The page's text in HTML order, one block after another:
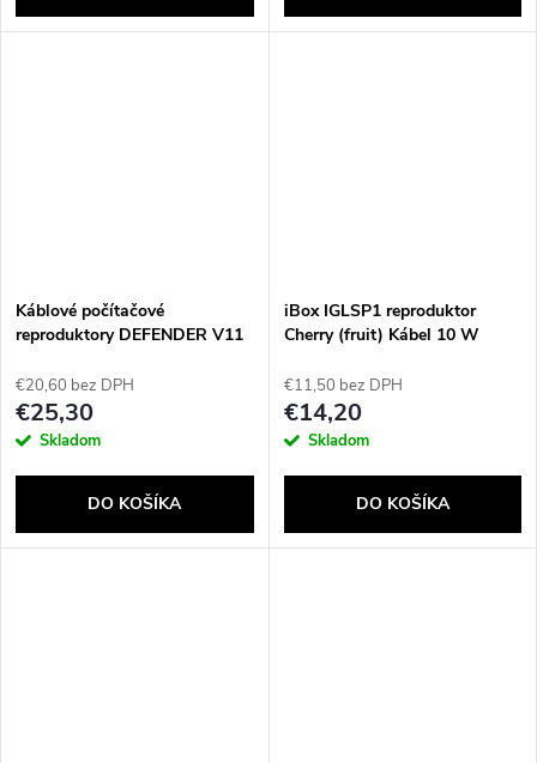
Káblové počítačové
reproduktory DEFENDER V11
€20,60 bez DPH
€25,30
Skladom
DO KOŠÍKA
iBox IGLSP1 reproduktor
Cherry (fruit) Kábel 10 W
€11,50 bez DPH
€14,20
Skladom
DO KOŠÍKA